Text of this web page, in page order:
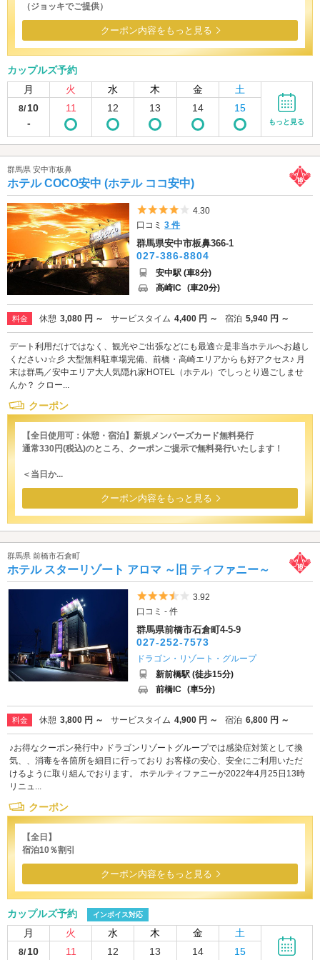
（ジョッキでご提供）
クーポン内容をもっと見る
カップルズ予約
月
火 水 木 金 土
8/10
-
11 12 13 14 15
もっと見る
群馬県 安中市板鼻
ホテル COCO安中 (ホテル ココ安中)
5つ星のうち4
4.30
口コミ3 件
群馬県安中市板鼻366-1
027-386-8804
安中駅 (車8分)
高崎IC (車20分)
料金 休憩 3,080 円 ～ サービスタイム 4,400 円 ～ 宿泊 5,940 円 ～
デート利用だけではなく、観光やご出張などにも最適☆是非当ホテルへお越し
ください♪☆彡 大型無料駐車場完備、前橋・高崎エリアからも好アクセス♪ 月
末は群馬／安中エリア大人気隠れ家HOTEL（ホテル）でしっとり過ごしませ
んか？ クロー...
クーポン
【全日使用可：休憩・宿泊】新規メンバーズカード無料発行
通常330円(税込)のところ、クーポンご提示で無料発行いたします！
＜当日か...
クーポン内容をもっと見る
群馬県 前橋市石倉町
ホテル スターリゾート アロマ ～旧 ティファニー～
5つ星のうち3.5
3.92
口コミ - 件
群馬県前橋市石倉町4-5-9
027-252-7573
ドラゴン・リゾート・グループ
新前橋駅 (徒歩15分)
前橋IC (車5分)
料金 休憩 3,800 円 ～ サービスタイム 4,900 円 ～ 宿泊 6,800 円 ～
♪お得なクーポン発行中♪ ドラゴンリゾートグループでは感染症対策として換
気、、消毒を各箇所を細目に行っており お客様の安心、安全にご利用いただ
けるように取り組んでおります。 ホテルティファニーが2022年4月25日13時
リニュ...
クーポン
【全日】
宿泊10％割引
クーポン内容をもっと見る
カップルズ予約 インボイス対応
月 火 水 木 金 土
8/10 11 12 13 14 15